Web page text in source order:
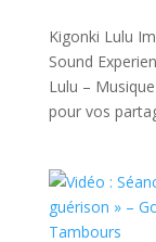
Kigonki Lulu
Sound
Lulu –
pour vos